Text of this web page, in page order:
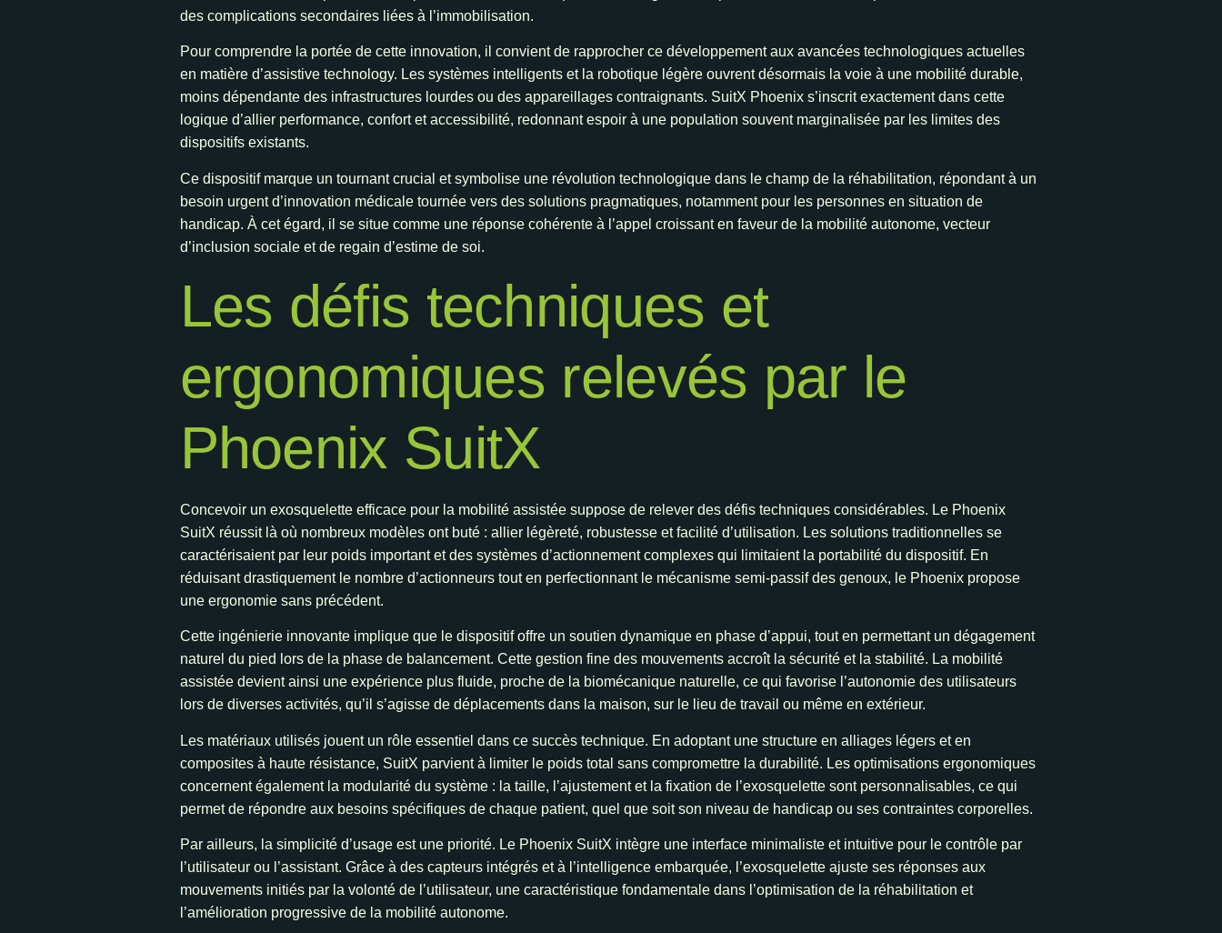
des complications secondaires liées à l’immobilisation.
Pour comprendre la portée de cette innovation, il convient de rapprocher ce développement aux avancées technologiques actuelles
en matière d’assistive technology. Les systèmes intelligents et la robotique légère ouvrent désormais la voie à une mobilité durable,
moins dépendante des infrastructures lourdes ou des appareillages contraignants. SuitX Phoenix s’inscrit exactement dans cette
logique d’allier performance, confort et accessibilité, redonnant espoir à une population souvent marginalisée par les limites des
dispositifs existants.
Ce dispositif marque un tournant crucial et symbolise une révolution technologique dans le champ de la réhabilitation, répondant à un
besoin urgent d’innovation médicale tournée vers des solutions pragmatiques, notamment pour les personnes en situation de
handicap. À cet égard, il se situe comme une réponse cohérente à l’appel croissant en faveur de la mobilité autonome, vecteur
d’inclusion sociale et de regain d’estime de soi.
Les défis techniques et
ergonomiques relevés par le
Phoenix SuitX
Concevoir un exosquelette efficace pour la mobilité assistée suppose de relever des défis techniques considérables. Le Phoenix
SuitX réussit là où nombreux modèles ont buté : allier légèreté, robustesse et facilité d’utilisation. Les solutions traditionnelles se
caractérisaient par leur poids important et des systèmes d’actionnement complexes qui limitaient la portabilité du dispositif. En
réduisant drastiquement le nombre d’actionneurs tout en perfectionnant le mécanisme semi-passif des genoux, le Phoenix propose
une ergonomie sans précédent.
Cette ingénierie innovante implique que le dispositif offre un soutien dynamique en phase d’appui, tout en permettant un dégagement
naturel du pied lors de la phase de balancement. Cette gestion fine des mouvements accroît la sécurité et la stabilité. La mobilité
assistée devient ainsi une expérience plus fluide, proche de la biomécanique naturelle, ce qui favorise l’autonomie des utilisateurs
lors de diverses activités, qu’il s’agisse de déplacements dans la maison, sur le lieu de travail ou même en extérieur.
Les matériaux utilisés jouent un rôle essentiel dans ce succès technique. En adoptant une structure en alliages légers et en
composites à haute résistance, SuitX parvient à limiter le poids total sans compromettre la durabilité. Les optimisations ergonomiques
concernent également la modularité du système : la taille, l’ajustement et la fixation de l’exosquelette sont personnalisables, ce qui
permet de répondre aux besoins spécifiques de chaque patient, quel que soit son niveau de handicap ou ses contraintes corporelles.
Par ailleurs, la simplicité d’usage est une priorité. Le Phoenix SuitX intègre une interface minimaliste et intuitive pour le contrôle par
l’utilisateur ou l’assistant. Grâce à des capteurs intégrés et à l’intelligence embarquée, l’exosquelette ajuste ses réponses aux
mouvements initiés par la volonté de l’utilisateur, une caractéristique fondamentale dans l’optimisation de la réhabilitation et
l’amélioration progressive de la mobilité autonome.